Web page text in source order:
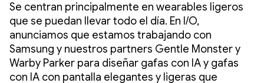
Se centran principalmente en wearables ligeros
que se puedan llevar todo el día. En I/O,
anunciamos que estamos trabajando con
Samsung y nuestros partners Gentle Monster y
Warby Parker para diseñar gafas con IA y gafas
con IA con pantalla elegantes y ligeras que